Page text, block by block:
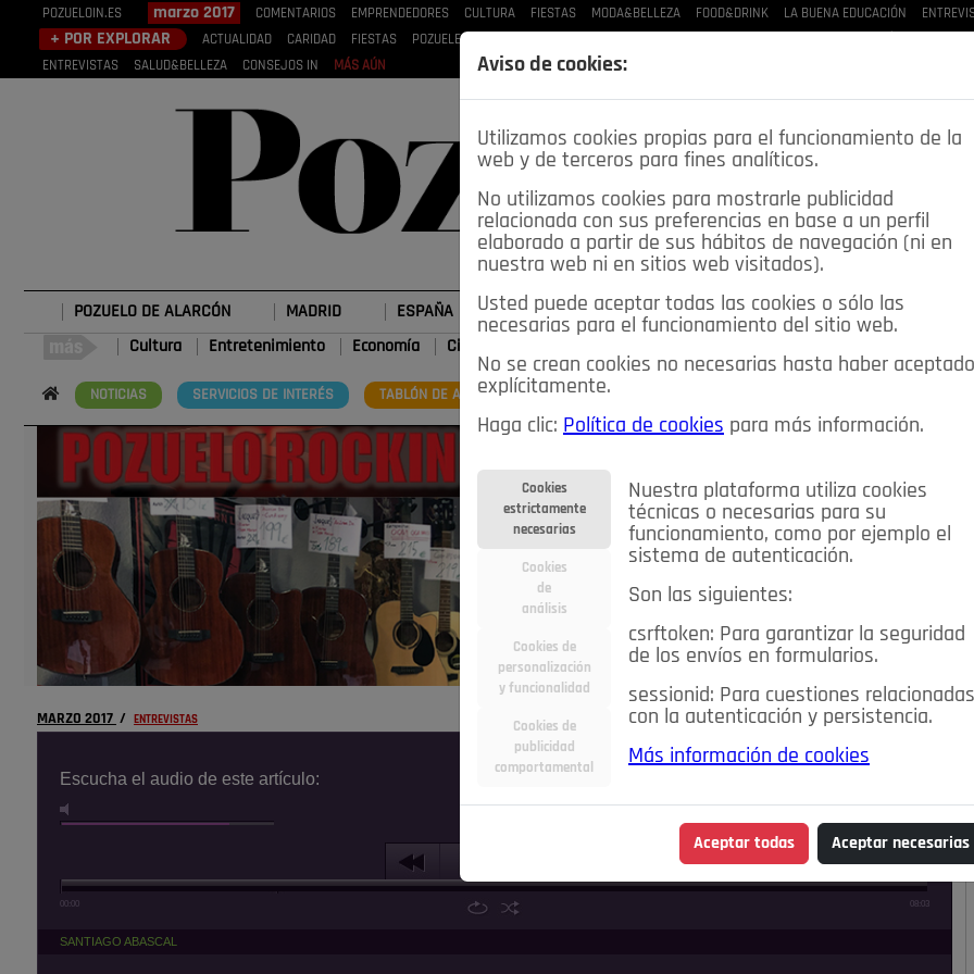
POZUELOIN.ES marzo 2017 COMENTARIOS EMPRENDEDORES CULTURA FIESTAS MODA&BELLEZA FOOD&DRINK LA BUENA EDUCACIÓN
+ POR EXPLORAR ACTUALIDAD CARIDAD FIESTAS POZUELEROS
ENTREVISTAS
SALUD&BELLEZA CONSEJOS IN MÁS AÚN
POZUELO DE ALARCÓN MADRID ESPAÑA DEPORTES OPINIÓN IN SALUD 🔴 EN DIRECTO
Cultura Entretenimiento Economía Ciencia&Tecnología
NOTICIAS SERVICIOS DE INTERÉS TABLÓN DE ANUNCIOS MIS ANUNCIOS
MARZO 2017 / ENTREVISTAS
Escucha el audio de este artículo:
00:00 08:03
SANTIAGO ABASCAL
Aviso de cookies:
Utilizamos cookies propias para el funcionamiento de la
web y de terceros para fines analíticos.
No utilizamos cookies para mostrarle publicidad
relacionada con sus preferencias en base a un perfil
elaborado a partir de sus hábitos de navegación (ni en
nuestra web ni en sitios web visitados).
Usted puede aceptar todas las cookies o sólo las
necesarias para el funcionamiento del sitio web.
No se crean cookies no necesarias hasta haber aceptado
explícitamente.
Haga clic: Política de cookies para más información.
Cookies
estrictamente
necesarias
Cookies
de
análisis
Cookies de
personalización
y funcionalidad
Cookies de
publicidad
comportamental
Nuestra plataforma utiliza cookies
técnicas o necesarias para su
funcionamiento, como por ejemplo el
sistema de autenticación.
Son las siguientes:
csrftoken: Para garantizar la seguridad
de los envíos en formularios.
sessionid: Para cuestiones relacionadas
con la autenticación y persistencia.
Más información de cookies
Aceptar todas Aceptar necesarias